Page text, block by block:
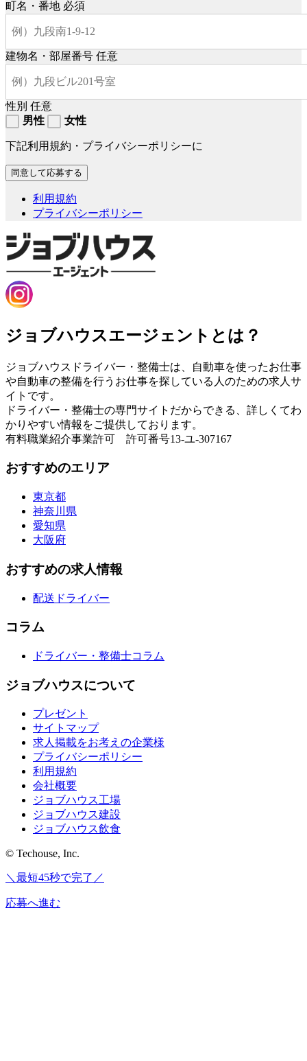
町名・番地 必須
建物名・部屋番号 任意
性別 任意
男性
女性
下記利用規約・プライバシーポリシーに
利用規約
プライバシーポリシー
ジョブハウスエージェントとは？
ジョブハウスドライバー・整備士は、自動車を使ったお仕事
や自動車の整備を行うお仕事を探している人のための求人サ
イトです。
ドライバー・整備士の専門サイトだからできる、詳しくてわ
かりやすい情報をご提供しております。
有料職業紹介事業許可 許可番号13-ユ-307167
おすすめのエリア
東京都
神奈川県
愛知県
大阪府
おすすめの求人情報
配送ドライバー
コラム
ドライバー・整備士コラム
ジョブハウスについて
プレゼント
サイトマップ
求人掲載をお考えの企業様
プライバシーポリシー
利用規約
会社概要
ジョブハウス工場
ジョブハウス建設
ジョブハウス飲食
© Techouse, Inc.
＼最短45秒で完了／
応募へ進む